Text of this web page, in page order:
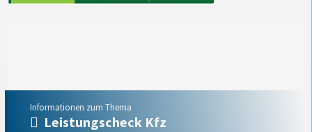
Informationen zum Thema
Leistungscheck Kfz